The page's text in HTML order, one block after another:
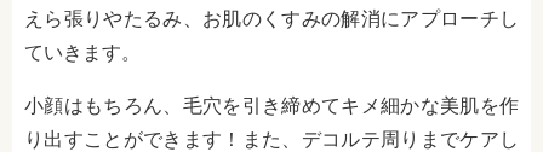
えら張りやたるみ、お肌のくすみの解消にアプローチし
ていきます。
小顔はもちろん、毛穴を引き締めてキメ細かな美肌を作
り出すことができます！また、デコルテ周りまでケアし